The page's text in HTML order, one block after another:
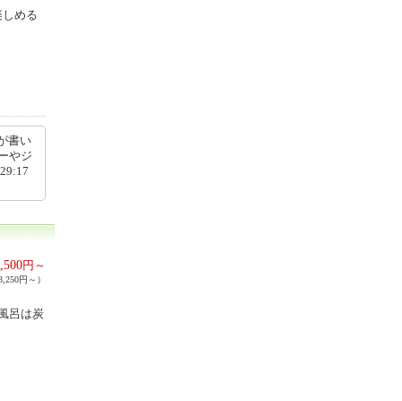
める
書い
やジ
円～
円～）
呂は炭